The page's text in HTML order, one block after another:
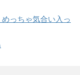
めっちゃ気合い入っ